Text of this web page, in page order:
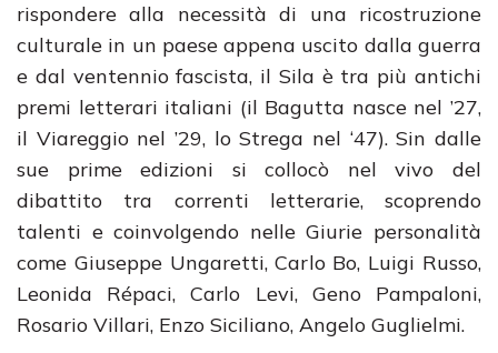
rispondere alla necessità di una ricostruzione
culturale in un paese appena uscito dalla guerra
e dal ventennio fascista, il Sila è tra più antichi
premi letterari italiani (il Bagutta nasce nel ’27,
il Viareggio nel ’29, lo Strega nel ‘47). Sin dalle
sue prime edizioni si collocò nel vivo del
dibattito tra correnti letterarie, scoprendo
talenti e coinvolgendo nelle Giurie personalità
come Giuseppe Ungaretti, Carlo Bo, Luigi Russo,
Leonida Répaci, Carlo Levi, Geno Pampaloni,
Rosario Villari, Enzo Siciliano, Angelo Guglielmi.